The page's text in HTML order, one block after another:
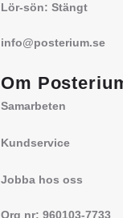
Lör-sön: Stängt
info@posterium.se
Om
Samarbeten
Kundservice
Jobba hos oss
Org nr: 960103-7733